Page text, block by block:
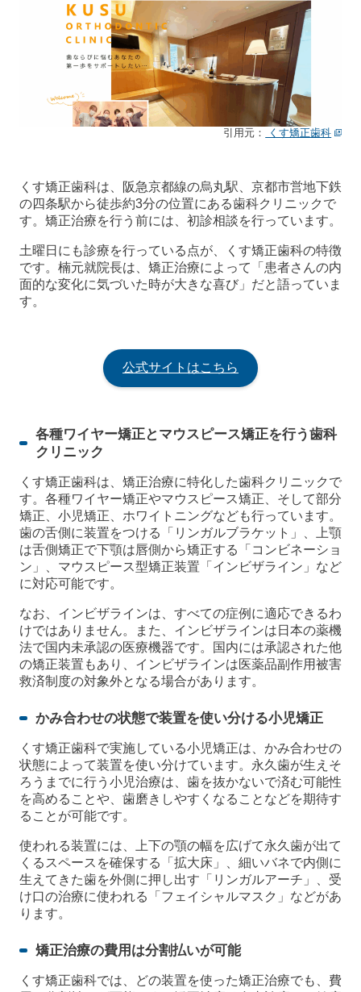
引用元： くす矯正歯科
くす矯正歯科は、阪急京都線の烏丸駅、京都市営地下鉄
の四条駅から徒歩約3分の位置にある歯科クリニックで
す。矯正治療を行う前には、初診相談を行っています。
土曜日にも診療を行っている点が、くす矯正歯科の特徴
です。楠元就院長は、矯正治療によって「患者さんの内
面的な変化に気づいた時が大きな喜び」だと語っていま
す。
公式サイトはこちら
各種ワイヤー矯正とマウスピース矯正を行う歯科
クリニック
くす矯正歯科は、矯正治療に特化した歯科クリニックで
す。各種ワイヤー矯正やマウスピース矯正、そして部分
矯正、小児矯正、ホワイトニングなども行っています。
歯の舌側に装置をつける「リンガルブラケット」、上顎
は舌側矯正で下顎は唇側から矯正する「コンビネーショ
ン」、マウスピース型矯正装置「インビザライン」など
に対応可能です。
なお、インビザラインは、すべての症例に適応できるわ
けではありません。また、インビザラインは日本の薬機
法で国内未承認の医療機器です。国内には承認された他
の矯正装置もあり、インビザラインは医薬品副作用被害
救済制度の対象外となる場合があります。
かみ合わせの状態で装置を使い分ける小児矯正
くす矯正歯科で実施している小児矯正は、かみ合わせの
状態によって装置を使い分けています。永久歯が生えそ
ろうまでに行う小児治療は、歯を抜かないで済む可能性
を高めることや、歯磨きしやすくなることなどを期待す
ることが可能です。
使われる装置には、上下の顎の幅を広げて永久歯が出て
くるスペースを確保する「拡大床」、細いバネで内側に
生えてきた歯を外側に押し出す「リンガルアーチ」、受
け口の治療に使われる「フェイシャルマスク」などがあ
ります。
矯正治療の費用は分割払いが可能
くす矯正歯科では、どの装置を使った矯正治療でも、費